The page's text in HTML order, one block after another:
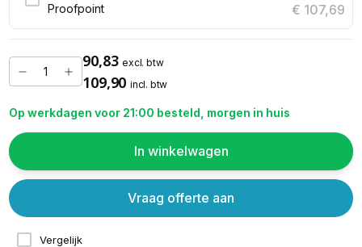
Proofpoint
€ 107,69
90,83 excl. btw
109,90 incl. btw
Op werkdagen voor 21:00 besteld, morgen in huis
In winkelwagen
Vergelijk
Vraag offerte aan